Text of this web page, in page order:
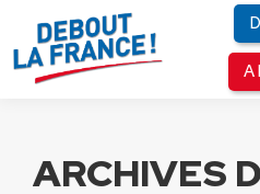
ARCHIVES
Panneau de gestion des cookies